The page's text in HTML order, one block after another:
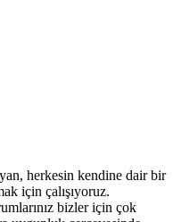
herkesin kendine dair bir
için çalışıyoruz.
bizler için çok